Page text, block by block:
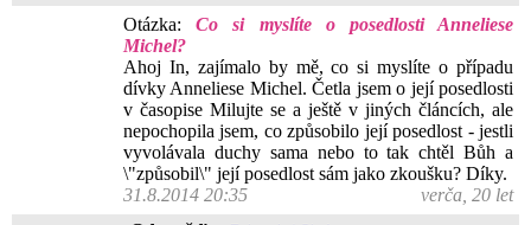
Otázka:Co si myslíte o posedlosti Anneliese
Michel?
Ahoj In, zajímalo by mě, co si myslíte o případu
dívky Anneliese Michel. Četla jsem o její posedlosti
v časopise Milujte se a ještě v jiných článcích, ale
nepochopila jsem, co způsobilo její posedlost - jestli
vyvolávala duchy sama nebo to tak chtěl Bůh a
\"způsobil\" její posedlost sám jako zkoušku? Díky.
31.8.2014 20:35
verča, 20 let